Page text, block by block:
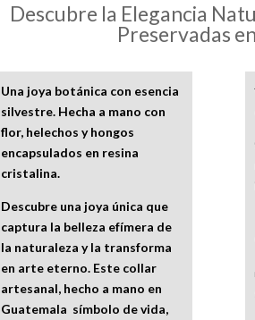
Descubre la Elegancia
Preservadas
Una joya botánica con esencia
silvestre. Hecha a mano con
flor, helechos y hongos
encapsulados en resina
cristalina.
Descubre una joya única que
captura la belleza efímera de
la naturaleza y la transforma
en arte eterno. Este collar
artesanal, hecho a mano en
Guatemala símbolo de vida,